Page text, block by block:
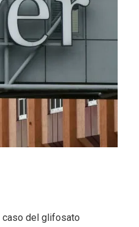
caso del glifosato